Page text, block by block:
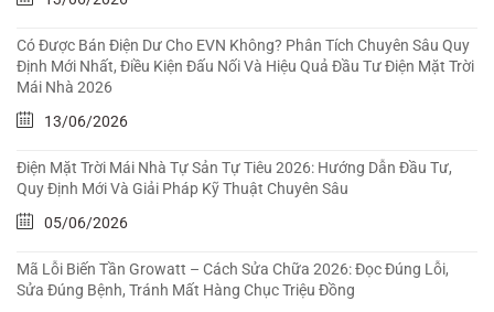
Có Được Bán Điện Dư Cho EVN Không? Phân Tích Chuyên Sâu Quy
Định Mới Nhất, Điều Kiện Đấu Nối Và Hiệu Quả Đầu Tư Điện Mặt Trời
Mái Nhà 2026
13/06/2026
Điện Mặt Trời Mái Nhà Tự Sản Tự Tiêu 2026: Hướng Dẫn Đầu Tư,
Quy Định Mới Và Giải Pháp Kỹ Thuật Chuyên Sâu
05/06/2026
Mã Lỗi Biến Tần Growatt – Cách Sửa Chữa 2026: Đọc Đúng Lỗi,
Sửa Đúng Bệnh, Tránh Mất Hàng Chục Triệu Đồng